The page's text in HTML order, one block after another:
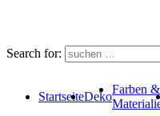
Search for:
StartseiteDeko
Farben &